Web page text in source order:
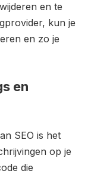
en te
kun je
en zo je
en
SEO is het
op je
die